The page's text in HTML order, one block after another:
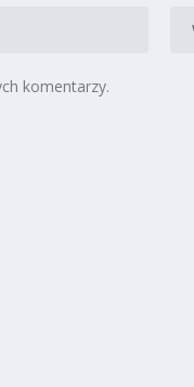
komentarzy.